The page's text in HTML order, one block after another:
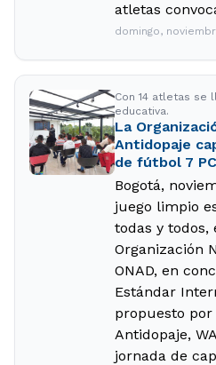
atletas
domingo,
Con 14 atletas se
educativa.
La
Antidopaje
de fútbol 7 PC
Bogotá,
juego limpio
todas y todos,
Organización
ONAD, en
Estándar
propuesto
Antidopaje,
jornada de